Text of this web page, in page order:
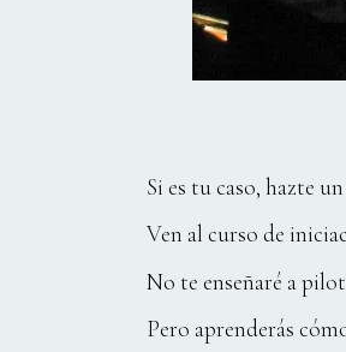
Si es tu caso, hazte
Ven al curso de
No te enseñaré a
Pero aprenderás